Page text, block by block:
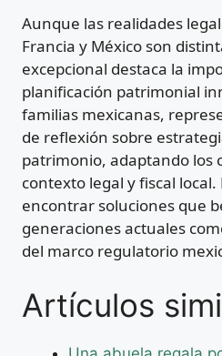
Aunque las realidades
Francia y México son
excepcional destaca la
planificación patrimonial
familias mexicanas,
de reflexión sobre
patrimonio, adaptando los
contexto legal y fiscal local.
encontrar soluciones que
generaciones actuales
del marco regulatorio
Artículos